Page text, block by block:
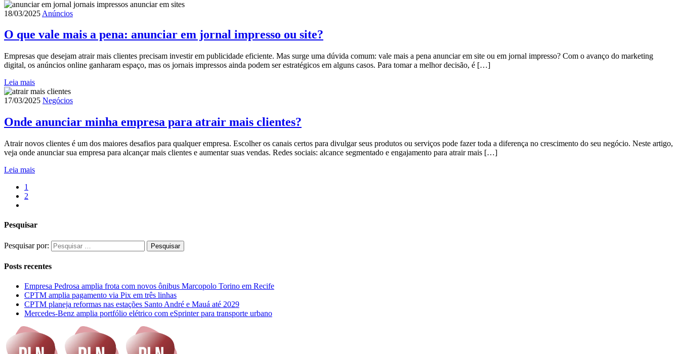
18/03/2025 Anúncios
O que vale mais a pena: anunciar em jornal impresso ou site?
Empresas que desejam atrair mais clientes precisam investir em publicidade eficiente. Mas surge uma dúvida comum: vale mais a pena anunciar em site ou em jornal impresso? Com o avanço do marketing
digital, os anúncios online ganharam espaço, mas os jornais impressos ainda podem ser estratégicos em alguns casos. Para tomar a melhor decisão, é […]
Leia mais
17/03/2025 Negócios
Onde anunciar minha empresa para atrair mais clientes?
Atrair novos clientes é um dos maiores desafios para qualquer empresa. Escolher os canais certos para divulgar seus produtos ou serviços pode fazer toda a diferença no crescimento do seu negócio. Neste artigo,
veja onde anunciar sua empresa para alcançar mais clientes e aumentar suas vendas. Redes sociais: alcance segmentado e engajamento para atrair mais […]
Leia mais
1
2
Pesquisar
Pesquisar por:
Posts recentes
Empresa Pedrosa amplia frota com novos ônibus Marcopolo Torino em Recife
CPTM amplia pagamento via Pix em três linhas
CPTM planeja reformas nas estações Santo André e Mauá até 2029
Mercedes-Benz amplia portfólio elétrico com eSprinter para transporte urbano